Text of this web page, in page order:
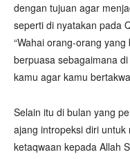
dengan tujuan agar
seperti di nyatakan pada
“Wahai orang-orang
berpuasa sebagaimana
kamu agar kamu
Selain itu di bulan yang
ajang intropeksi diri
ketaqwaan kepada Allah